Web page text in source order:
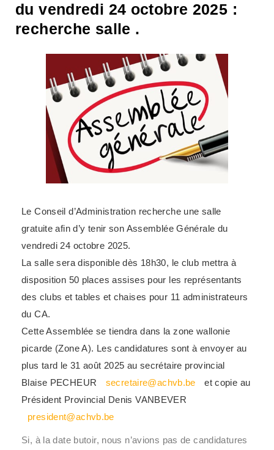
du vendredi 24 octobre 2025 :
recherche salle .
Le Conseil d’Administration recherche une salle
gratuite afin d’y tenir son Assemblée Générale du
vendredi 24 octobre 2025.
La salle sera disponible dès 18h30, le club mettra à
disposition 50 places assises pour les représentants
des clubs et tables et chaises pour 11 administrateurs
du CA.
Cette Assemblée se tiendra dans la zone wallonie
picarde (Zone A). Les candidatures sont à envoyer au
plus tard le 31 août 2025 au secrétaire provincial
Blaise PECHEUR
secretaire@achvb.be
et copie au
Président Provincial Denis VANBEVER
president@achvb.be
Si, à la date butoir, nous n’avions pas de candidatures